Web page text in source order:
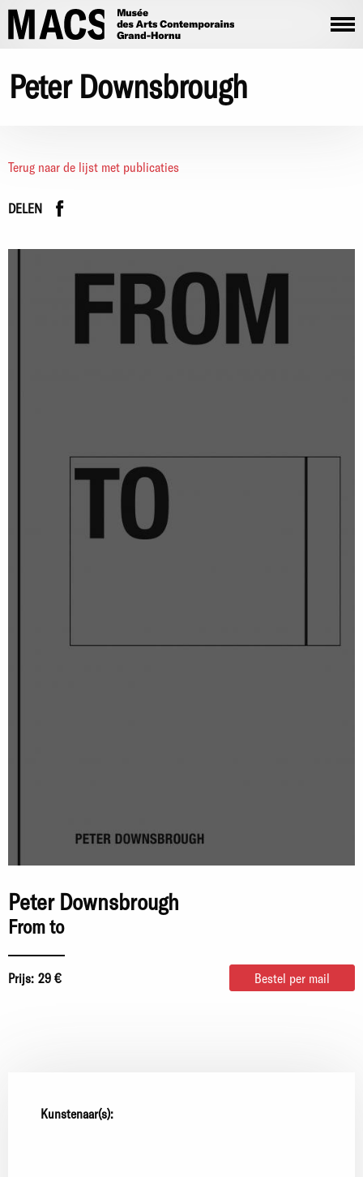
Overslaan en naar de inhoud gaan
Peter Downsbrough
Terug naar de lijst met publicaties
DELEN
Peter Downsbrough
From to
Prijs: 29 € Bestel per mail
Kunstenaar(s):